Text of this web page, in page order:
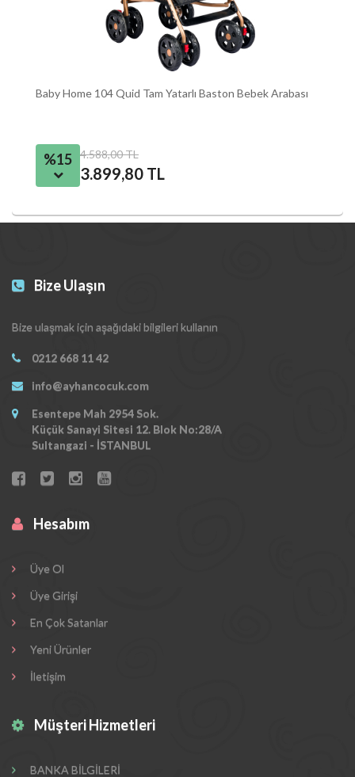
Baby Home 104 Quid Tam Yatarlı Baston Bebek Arabası
%15 4.588,00 TL
3.899,80 TL
Bize Ulaşın
Bize ulaşmak için aşağıdaki bilgileri kullanın
0212 668 11 42
info@ayhancocuk.com
Esentepe Mah 2954 Sok.
Küçük Sanayi Sitesi 12. Blok No:28/A
Sultangazi - İSTANBUL
Hesabım
Üye Ol
Üye Girişi
En Çok Satanlar
Yeni Ürünler
İletişim
Müşteri Hizmetleri
BANKA BİLGİLERİ